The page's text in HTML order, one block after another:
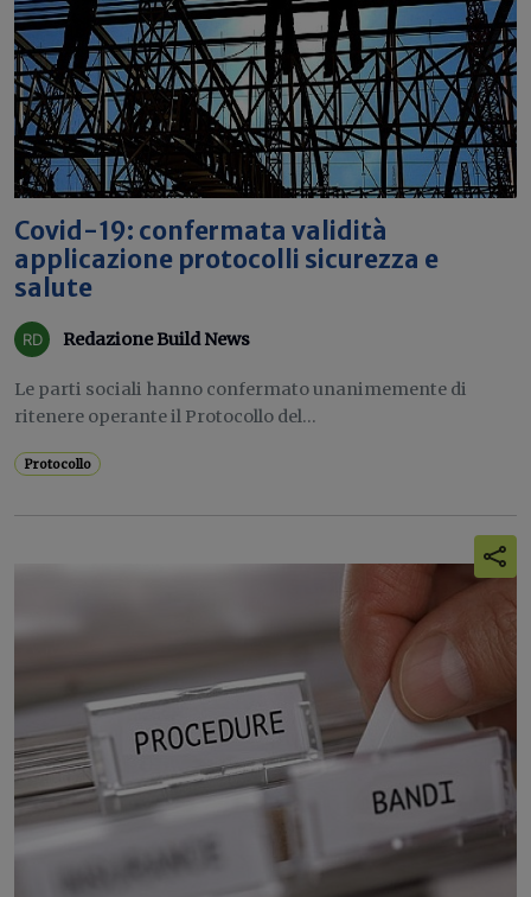
Covid-19: confermata validità
applicazione protocolli sicurezza e
salute
Redazione Build News
Le parti sociali hanno confermato unanimemente di
ritenere operante il Protocollo del...
Protocollo